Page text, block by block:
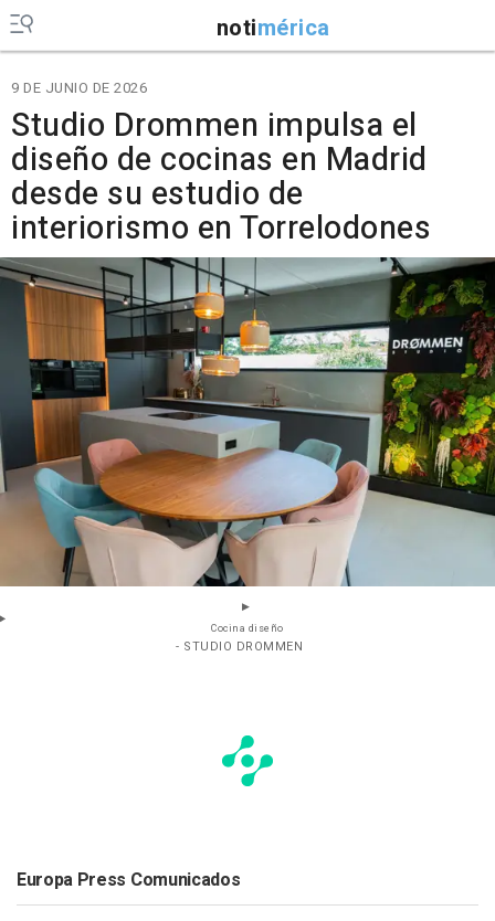
notimérica
9 DE JUNIO DE 2026
Studio Drommen impulsa el
diseño de cocinas en Madrid
desde su estudio de
interiorismo en Torrelodones
Cocina diseño
- STUDIO DROMMEN
Europa Press Comunicados